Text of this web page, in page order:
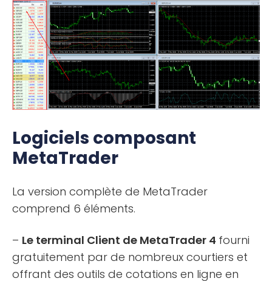
Logiciels composant
MetaTrader
La version complète de MetaTrader
comprend 6 éléments.
– Le terminal Client de MetaTrader 4 fourni
gratuitement par de nombreux courtiers et
offrant des outils de cotations en ligne en